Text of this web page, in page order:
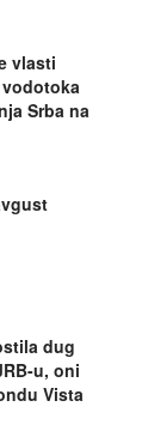
vlasti
Srba na
dug
u, oni
Vista